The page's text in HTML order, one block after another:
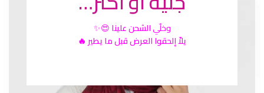
وخلّيالشحن علينا😍✨
يلاّ إلحقوا العرض قبل ما يطير 🔥